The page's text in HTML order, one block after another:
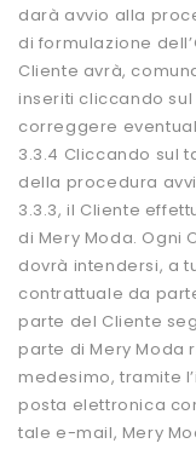
darà avvio alla
di formulazione
Cliente avrà,
inseriti cliccando
correggere
3.3.4 Cliccando sul
della procedura
3.3.3, il Cliente
di Mery Moda. Ogni
dovrà intendersi, a
contrattuale da
parte del Cliente
parte di Mery Moda
medesimo, tramite
posta elettronica
tale e-mail, Mery